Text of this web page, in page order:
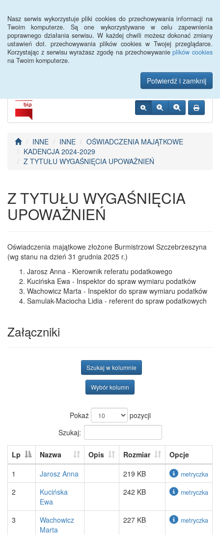
Nasz serwis wykorzystuje pliki cookies do przechowywania informacji na
Twoim komputerze. Są one wykorzystywane w celu zapewnienia
poprawnego działania serwisu. W każdej chwili możesz dokonać zmiany
ustawień dot. przechowywania plików cookies w Twojej przeglądarce.
Korzystając z serwisu wyrażasz zgodę na przechowywanieplików cookies
na Twoim komputerze.
Potwierdź i zamknij
Urząd Miejski w
Szczebrzeszynie
INNE INNE
OŚWIADCZENIA MAJĄTKOWE
KADENCJA 2024-2029
Z TYTUŁU WYGAŚNIĘCIA UPOWAŻNIEŃ
Z TYTUŁU WYGAŚNIĘCIA
UPOWAŻNIEŃ
Oświadczenia majątkowe złożone Burmistrzowi Szczebrzeszyna
(wg stanu na dzień 31 grudnia 2025 r.)
Jarosz Anna - Kierownik referatu podatkowego
Kucińska Ewa - Inspektor do spraw wymiaru podatków
Wachowicz Marta - Inspektor do spraw wymiaru podatków
Samulak-Maciocha Lidia - referent do spraw podatkowych
Załączniki
Szukaj w kolumnie
Wybór kolumn
Pokaż
pozycji
Szukaj:
Lp Nazwa Opis Rozmiar
Opcje
1
Jarosz Anna 219 KB metryczka
2
Kucińska
Ewa
242 KB metryczka
3
Wachowicz
Marta
227 KB metryczka